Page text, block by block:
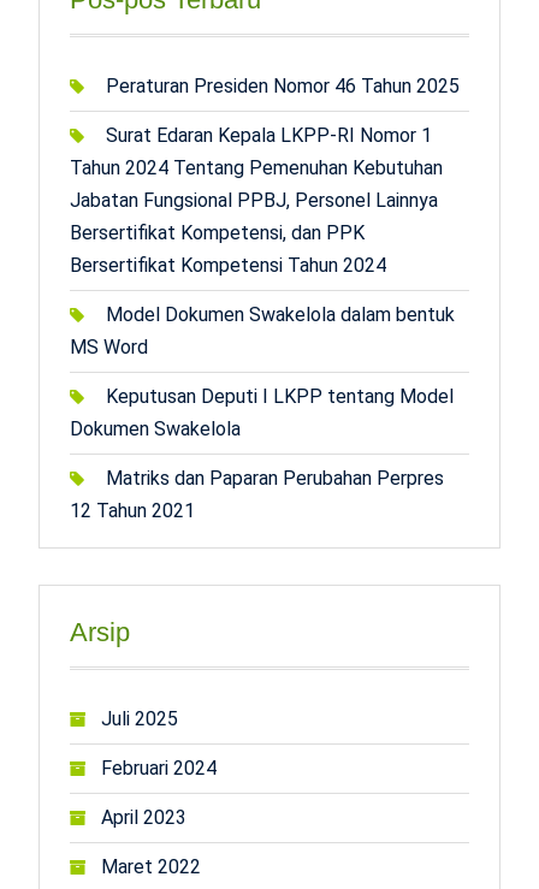
Peraturan Presiden Nomor 46 Tahun 2025
Surat Edaran Kepala LKPP-RI Nomor 1
Tahun 2024 Tentang Pemenuhan Kebutuhan
Jabatan Fungsional PPBJ, Personel Lainnya
Bersertifikat Kompetensi, dan PPK
Bersertifikat Kompetensi Tahun 2024
Model Dokumen Swakelola dalam bentuk
MS Word
Keputusan Deputi I LKPP tentang Model
Dokumen Swakelola
Matriks dan Paparan Perubahan Perpres
12 Tahun 2021
Arsip
Juli 2025
Februari 2024
April 2023
Maret 2022